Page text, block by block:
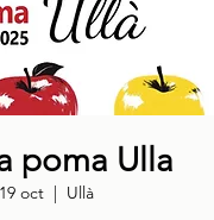
poma Ulla
oct
  |
Ullà